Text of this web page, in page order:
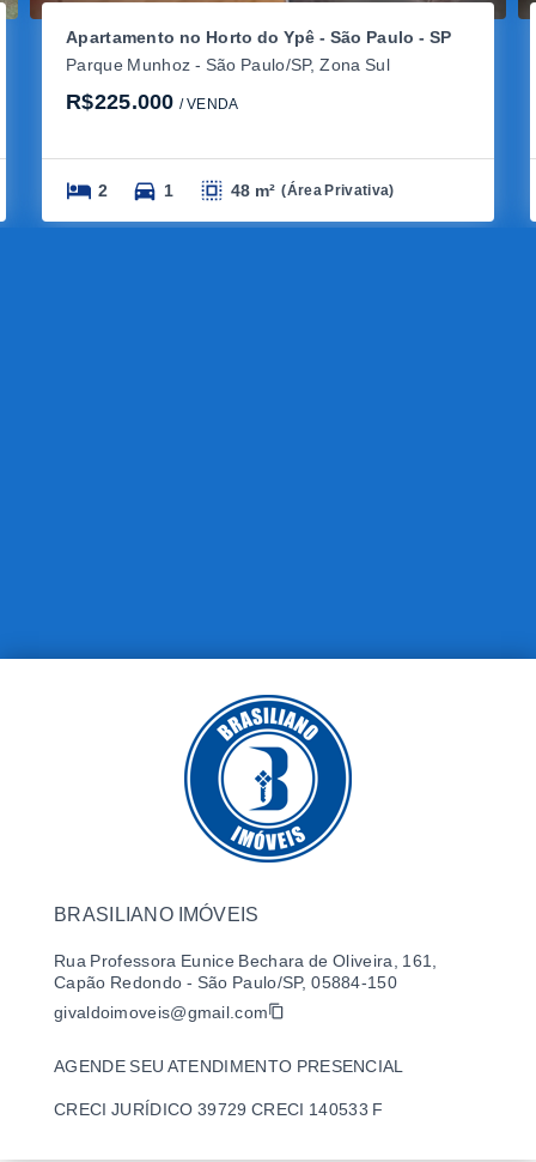
Apartamento no Horto do Ypê - São Paulo - SP
Parque Munhoz - São Paulo/SP, Zona Sul
R$225.000 / VENDA
2 1 48 m² (Área Privativa)
BRASILIANO IMÓVEIS
Rua Professora Eunice Bechara de Oliveira, 161,
Capão Redondo - São Paulo/SP, 05884-150
givaldoimoveis@gmail.com
AGENDE SEU ATENDIMENTO PRESENCIAL
CRECI JURÍDICO 39729 CRECI 140533 F